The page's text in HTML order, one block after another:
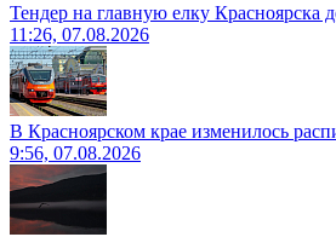
Тендер на главную елку Красноярска
11:26, 07.08.2026
В Красноярском крае изменилось
9:56, 07.08.2026